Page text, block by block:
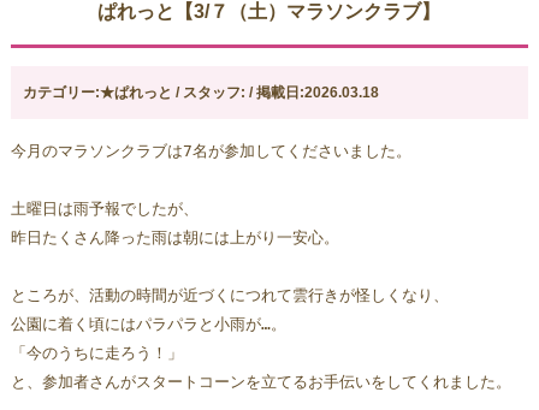
ぱれっと【3/７（土）マラソンクラブ】
カテゴリー:★ぱれっと / スタッフ: / 掲載日:2026.03.18
今月のマラソンクラブは7名が参加してくださいました。
土曜日は雨予報でしたが、
昨日たくさん降った雨は朝には上がり一安心。
ところが、活動の時間が近づくにつれて雲行きが怪しくなり、
公園に着く頃にはパラパラと小雨が…。
「今のうちに走ろう！」
と、参加者さんがスタートコーンを立てるお手伝いをしてくれました。